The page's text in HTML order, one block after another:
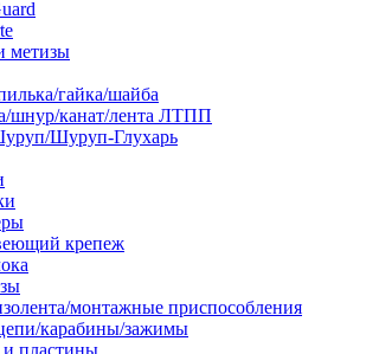
метизы
гайка/шайба
шнур/канат/лента ЛТПП
Шуруп-Глухарь
крепеж
монтажные приспособления
карабины/зажимы
пластины